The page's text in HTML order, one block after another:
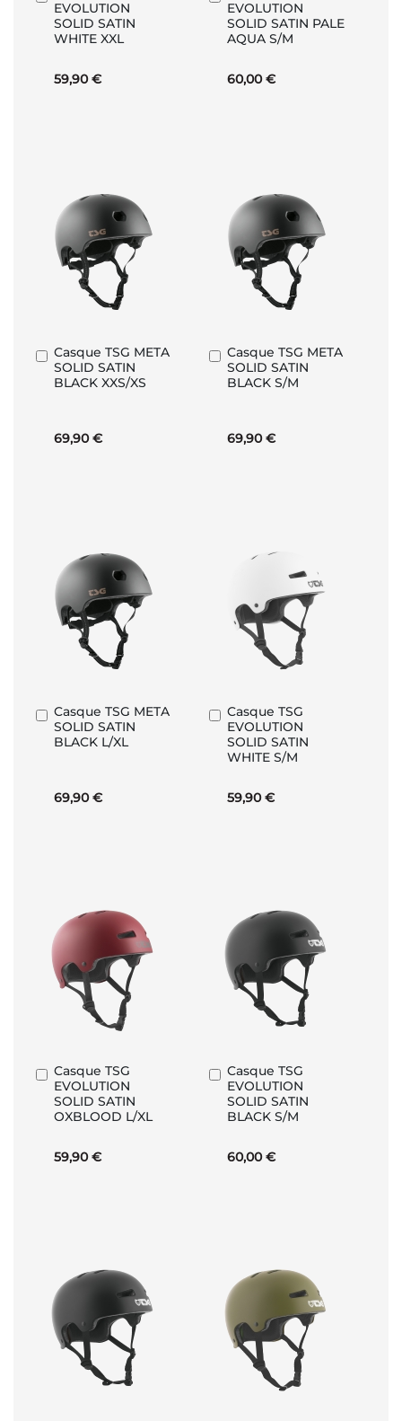
EVOLUTION
SOLID SATIN
WHITE XXL
59,90 €
au
panier
EVOLUTION
SOLID SATIN PALE
AQUA S/M
60,00 €
au
panier
Casque TSG META
SOLID SATIN
BLACK XXS/XS
69,90 €
Ajouter
au
panier
Casque TSG META
SOLID SATIN
BLACK S/M
69,90 €
Ajouter
au
panier
Casque TSG META
SOLID SATIN
BLACK L/XL
69,90 €
Ajouter
au
panier
Casque TSG
EVOLUTION
SOLID SATIN
WHITE S/M
59,90 €
Ajouter
au
panier
Casque TSG
EVOLUTION
SOLID SATIN
OXBLOOD L/XL
59,90 €
Ajouter
au
panier
Casque TSG
EVOLUTION
SOLID SATIN
BLACK S/M
60,00 €
Ajouter
au
panier